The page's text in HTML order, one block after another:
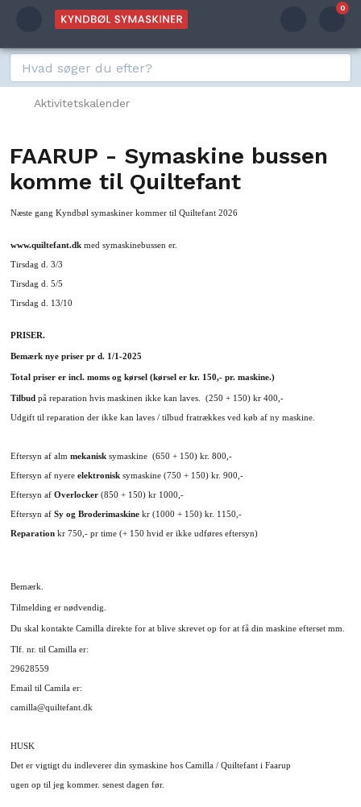
0
Aktivitetskalender
FAARUP - Symaskine bussen
komme til Quiltefant
Næste gang Kyndbøl symaskiner kommer til Quiltefant 2026
www.quiltefant.dk med symaskinebussen er.
Tirsdag d. 3/3
Tirsdag d. 5/5
Tirsdag d. 13/10
PRISER.
Bemærk nye priser pr d. 1/1-2025
Total priser er incl. moms og kørsel (kørsel er kr. 150,- pr. maskine.)
Tilbud på reparation hvis maskinen ikke kan laves. (250 + 150) kr 400,-
Udgift til reparation der ikke kan laves / tilbud fratrækkes ved køb af ny maskine.
Eftersyn af alm mekanisk symaskine (650 + 150) kr. 800,-
Eftersyn af nyere elektronisk symaskine (750 + 150) kr. 900,-
Eftersyn af Overlocker (850 + 150) kr 1000,-
Eftersyn af Sy og Broderimaskine kr (1000 + 150) kr. 1150,-
Reparation kr 750,- pr time (+ 150 hvid er ikke udføres eftersyn)
Bemærk.
Tilmelding er nødvendig.
Du skal kontakte Camilla direkte for at blive skrevet op for at få din maskine efterset mm.
Tlf. nr. til Camilla er:
29628559
Email til Camila er:
camilla@quiltefant.dk
HUSK
Det er vigtigt du indleverer din symaskine hos Camilla / Quiltefant i Faarup
ugen op til jeg kommer. senest dagen før.